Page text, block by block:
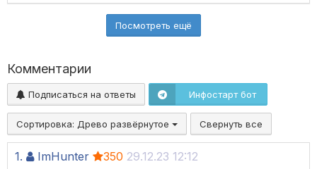
Посмотреть ещё
Комментарии
Подписаться на ответы Инфостарт бот
Сортировка: Древо развёрнутое Свернуть все
1. ImHunter 350 29.12.23 12:12